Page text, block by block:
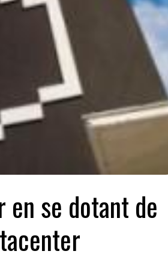
en se dotant de